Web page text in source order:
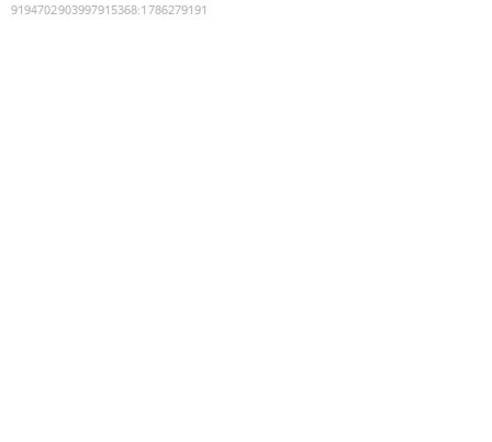
9194702903997915368:1786279191